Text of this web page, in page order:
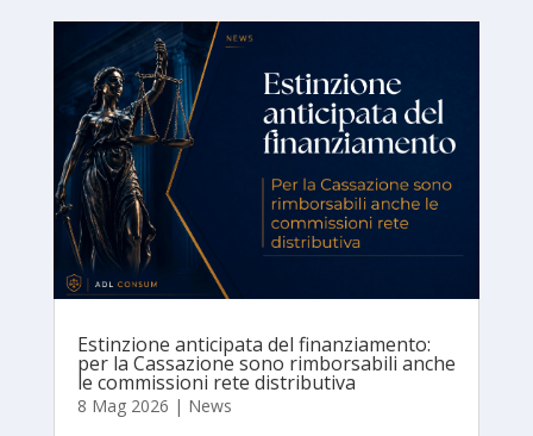
Estinzione anticipata del finanziamento:
per la Cassazione sono rimborsabili anche
le commissioni rete distributiva
8 Mag 2026 | News